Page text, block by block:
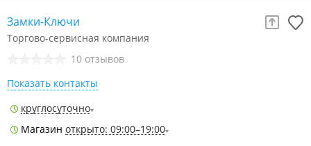
Замки-Ключи
Торгово-сервисная компания
10 отзывов
Показать контакты
круглосуточно
Магазин открыто: 09:00–19:00